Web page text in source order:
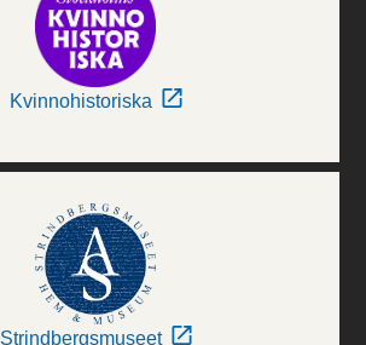
Kvinnohistoriska
Strindbergsmuseet